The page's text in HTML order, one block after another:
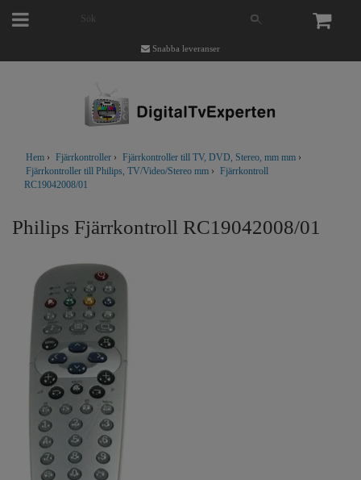
Snabba leveranser
Hem › Fjärrkontroller › Fjärrkontroller till TV, DVD, Stereo, mm mm ›
Fjärrkontroller till Philips, TV/Video/Stereo mm › Fjärrkontroll
RC19042008/01
Philips Fjärrkontroll RC19042008/01